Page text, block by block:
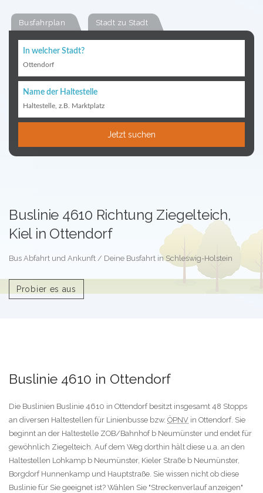
Busfahrplan Stadt zu Stadt
In welcher Stadt?
Ottendorf
Name der Haltestelle
Haltestelle, z.B. Marktplatz
Jetzt suchen
Buslinie 4610 Richtung Ziegelteich,
Kiel in Ottendorf
Bus Abfahrt und Ankunft / Deine Busfahrt in Schleswig-Holstein
Probier es aus
Buslinie 4610 in Ottendorf
Die Buslinien Buslinie 4610 in Ottendorf besitzt insgesamt 48 Stopps
an diversen Haltestellen für Linienbusse bzw. ÖPNV in Ottendorf. Sie
beginnt an der Haltestelle ZOB/Bahnhof b Neumünster und endet für
gewöhnlich Ziegelteich. Auf dem Weg dorthin hält diese u.a. an den
Haltestellen Lohkamp b Neumünster, Kieler Straße b Neumünster,
Borgdorf Hunnenkamp und Hauptstraße. Sie wissen nicht ob diese
Buslinie für Sie geeignet ist? Wählen Sie "Streckenverlauf anzeigen"